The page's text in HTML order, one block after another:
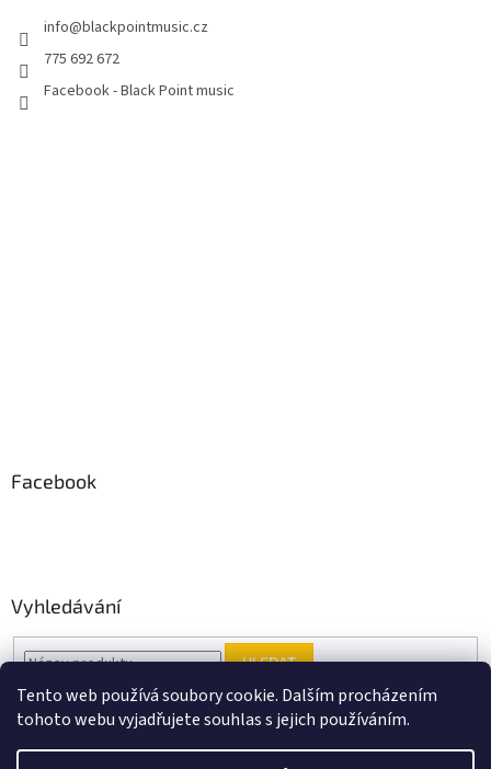
Tento web používá soubory cookie. Dalším procházením
tohoto webu vyjadřujete souhlas s jejich používáním.
info@blackpointmusic.cz
775 692 672
Facebook - Black Point music
Facebook
Vyhledávání
HLEDAT